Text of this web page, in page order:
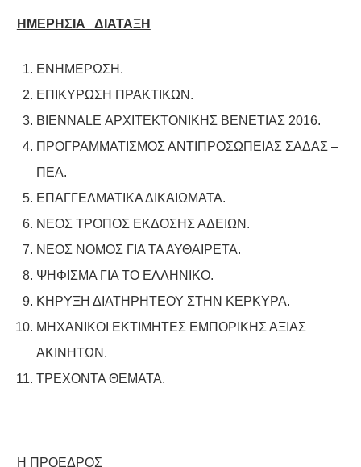
ΗΜΕΡΗΣΙΑ ΔΙΑΤΑΞΗ
ΕΝΗΜΕΡΩΣΗ.
ΕΠΙΚΥΡΩΣΗ ΠΡΑΚΤΙΚΩΝ.
BIENNALE ΑΡΧΙΤΕΚΤΟΝΙΚΗΣ ΒΕΝΕΤΙΑΣ 2016.
ΠΡΟΓΡΑΜΜΑΤΙΣΜΟΣ ΑΝΤΙΠΡΟΣΩΠΕΙΑΣ ΣΑΔΑΣ –
ΠΕΑ.
ΕΠΑΓΓΕΛΜΑΤΙΚΑ ΔΙΚΑΙΩΜΑΤΑ.
ΝΕΟΣ ΤΡΟΠΟΣ ΕΚΔΟΣΗΣ ΑΔΕΙΩΝ.
ΝΕΟΣ ΝΟΜΟΣ ΓΙΑ ΤΑ ΑΥΘΑΙΡΕΤΑ.
ΨΗΦΙΣΜΑ ΓΙΑ ΤΟ ΕΛΛΗΝΙΚΟ.
ΚΗΡΥΞΗ ΔΙΑΤΗΡΗΤΕΟΥ ΣΤΗΝ ΚΕΡΚΥΡΑ.
ΜΗΧΑΝΙΚΟΙ ΕΚΤΙΜΗΤΕΣ ΕΜΠΟΡΙΚΗΣ ΑΞΙΑΣ
ΑΚΙΝΗΤΩΝ.
ΤΡΕΧΟΝΤΑ ΘΕΜΑΤΑ.
Η ΠΡΟΕΔΡΟΣ